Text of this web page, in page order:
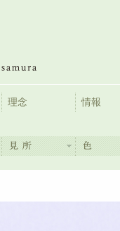
理念 情報